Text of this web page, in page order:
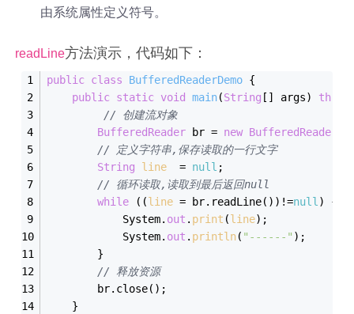
由系统属性定义符号。
readLine方法演示，代码如下：
public class BufferedReaderDemo {
public static void main(String [] args)
// 创建流对象
BufferedReader br = new BufferedReader
// 定义字符串,保存读取的一行文字
String
line
  =
null ;
// 循环读取,读取到最后返回null
while ((line = br.readLine())!=null) {
            System.
out . print (line);
            System.
out . println( "------" );
        }
// 释放资源
        br.close();
    }